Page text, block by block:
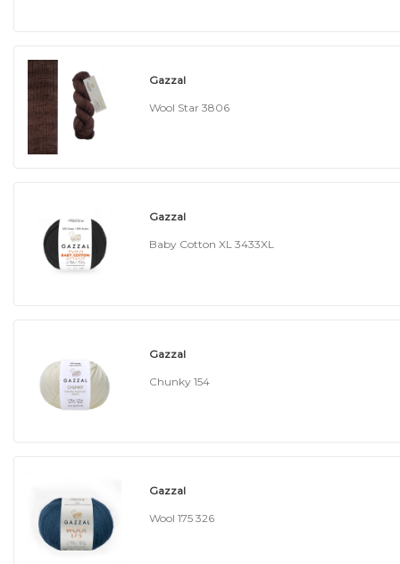
Gazzal
Wool Star 3806
Gazzal
Baby Cotton XL 3433XL
Gazzal
Chunky 154
Gazzal
Wool 175 326